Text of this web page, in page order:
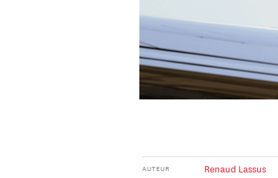
AUTEUR Renaud Lassus